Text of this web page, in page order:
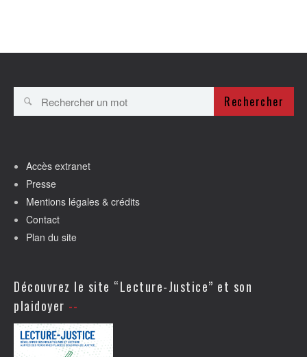
Rechercher
Accès extranet
Presse
Mentions légales & crédits
Contact
Plan du site
Découvrez le site “Lecture-Justice” et son
plaidoyer